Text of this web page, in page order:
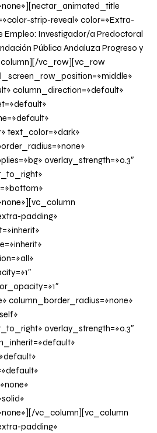
strip-reveal» color=»Extra-
Empleo: Investigador/a Predoctoral
Pública Andaluza Progreso y
vc_row][vc_row
column_direction=»default»
text_color=»dark»
overlay_strength=»0.3″
padding»
column_border_radius=»none»
overlay_strength=»0.3″
vc_column][vc_column
padding»